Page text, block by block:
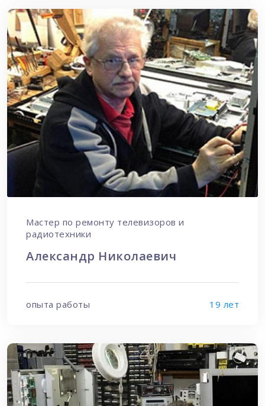
Мастер по ремонту телевизоров и
радиотехники
Александр Николаевич
опыта работы 19 лет